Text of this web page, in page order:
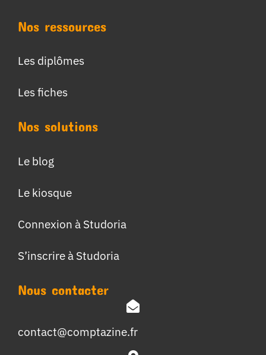
Nos ressources
Les diplômes
Les fiches
Nos solutions
Le blog
Le kiosque
Connexion à Studoria
S’inscrire à Studoria
Nous contacter
contact@comptazine.fr